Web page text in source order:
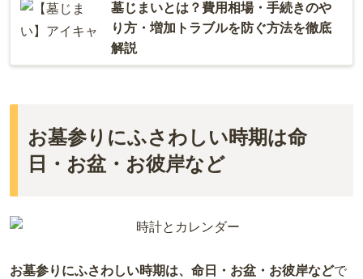
墓じまいとは？費用相場・手続きのや
り方・増加トラブルを防ぐ方法を徹底
解説
お墓参りにふさわしい時期は命
日・お盆・お彼岸など
お墓参りにふさわしい時期は、命日・お盆・お彼岸などで